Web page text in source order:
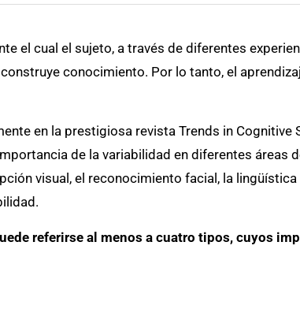
el cual el sujeto, a través de diferentes
conocimiento. Por lo tanto, el
en la prestigiosa revista Trends in Cognitive
de la variabilidad en diferentes áreas
visual, el reconocimiento facial, la
referirse al menos a cuatro tipos, cuyos